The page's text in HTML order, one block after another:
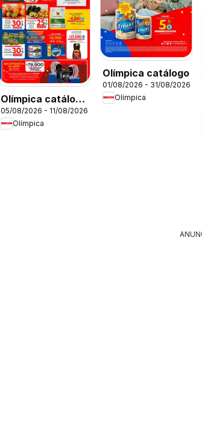
Olímpica catálogo
Aniversario
05/08/2026 - 11/08/2026
Olímpica
Olímpica catálogo
01/08/2026 - 31/08/2026
Olímpica